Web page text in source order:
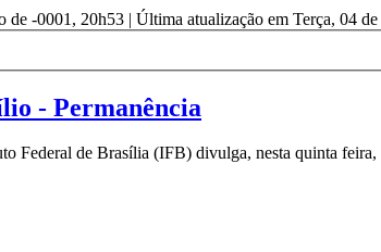
de -0001, 20h53 | Última atualização em Terça, 04
- Permanência
Federal de Brasília (IFB) divulga, nesta quinta